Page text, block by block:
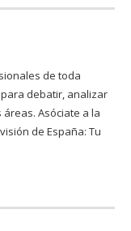
de toda
debatir, analizar
Asóciate a la
de España: Tu